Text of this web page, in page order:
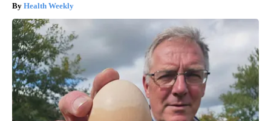
Health Weekly